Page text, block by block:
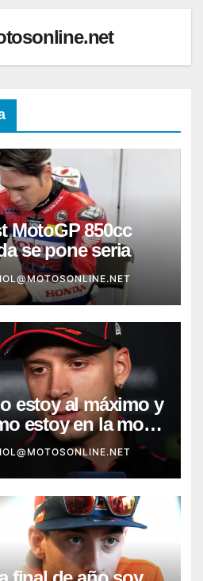
MotoGP 850cc
se pone seria
estoy al máximo y
estoy en la moto;
una guerra»